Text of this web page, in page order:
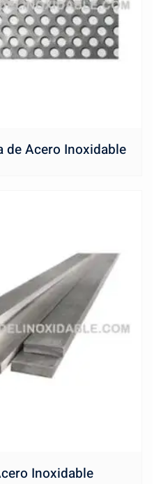
de Acero Inoxidable
Inoxidable